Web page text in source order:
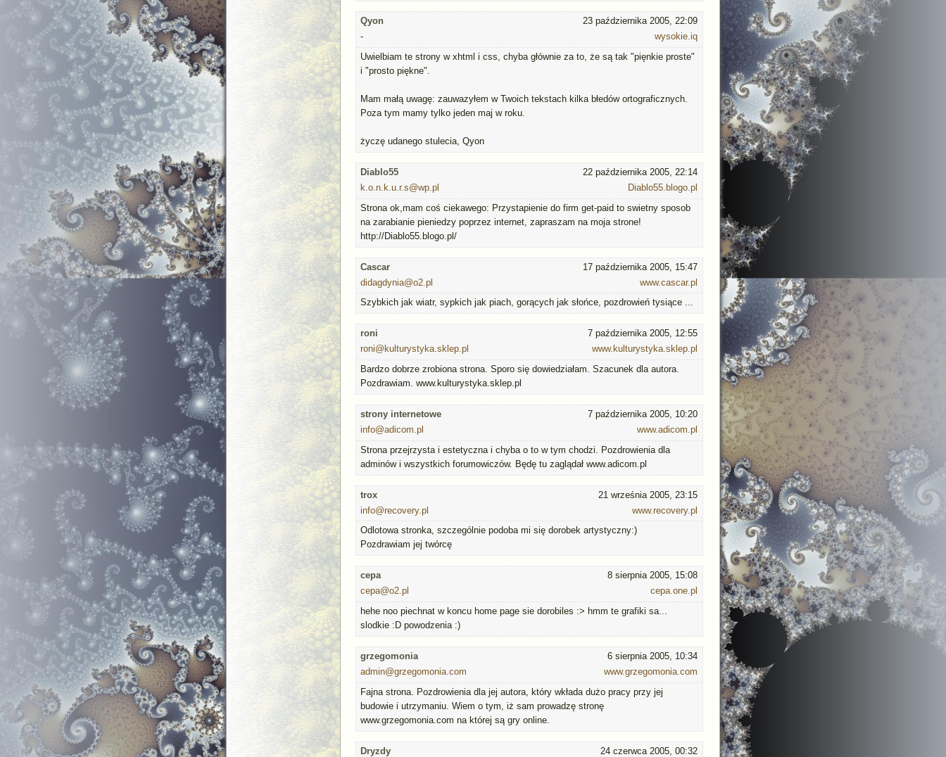
Qyon
23 października 2005, 22:09
-
wysokie.iq
Uwielbiam te strony w xhtml i css, chyba głównie za to, że są tak "pięnkie proste"
i "prosto piękne".
Mam małą uwagę: zauwazyłem w Twoich tekstach kilka błedów ortograficznych.
Poza tym mamy tylko jeden maj w roku.
życzę udanego stulecia, Qyon
Diablo55
22 października 2005, 22:14
k.o.n.k.u.r.s@wp.pl
Diablo55.blogo.pl
Strona ok,mam coś ciekawego: Przystapienie do firm get-paid to swietny sposob
na zarabianie pieniedzy poprzez internet, zapraszam na moja strone!
http://Diablo55.blogo.pl/
Cascar
17 października 2005, 15:47
didagdynia@o2.pl
www.cascar.pl
Szybkich jak wiatr, sypkich jak piach, gorących jak słońce, pozdrowień tysiące ...
roni
7 października 2005, 12:55
roni@kulturystyka.sklep.pl
www.kulturystyka.sklep.pl
Bardzo dobrze zrobiona strona. Sporo się dowiedziałam. Szacunek dla autora.
Pozdrawiam. www.kulturystyka.sklep.pl
strony internetowe
7 października 2005, 10:20
info@adicom.pl
www.adicom.pl
Strona przejrzysta i estetyczna i chyba o to w tym chodzi. Pozdrowienia dla
adminów i wszystkich forumowiczów. Będę tu zaglądał www.adicom.pl
trox
21 września 2005, 23:15
info@recovery.pl
www.recovery.pl
Odlotowa stronka, szczególnie podoba mi się dorobek artystyczny:)
Pozdrawiam jej twórcę
cepa
8 sierpnia 2005, 15:08
cepa@o2.pl
cepa.one.pl
hehe noo piechnat w koncu home page sie dorobiles :> hmm te grafiki sa...
slodkie :D powodzenia :)
grzegomonia
6 sierpnia 2005, 10:34
admin@grzegomonia.com
www.grzegomonia.com
Fajna strona. Pozdrowienia dla jej autora, który wkłada dużo pracy przy jej
budowie i utrzymaniu. Wiem o tym, iż sam prowadzę stronę
www.grzegomonia.com na której są gry online.
Dryzdy
24 czerwca 2005, 00:32